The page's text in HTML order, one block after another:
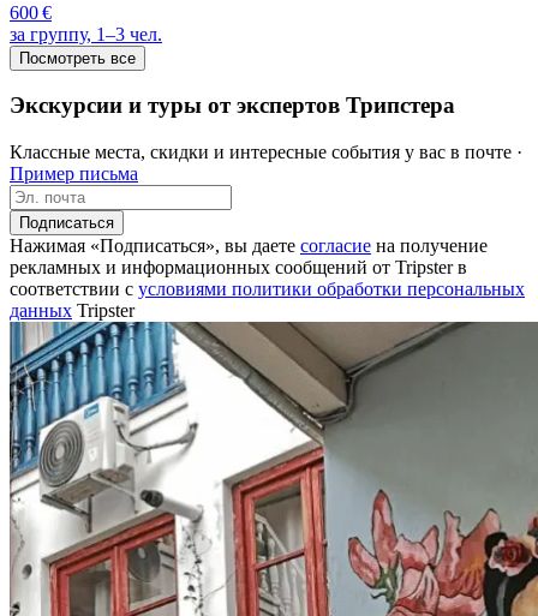
600 €
за группу, 1–3 чел.
Посмотреть все
Экскурсии и туры от экспертов Трипстера
Классные места, скидки и интересные события у вас в почте ·
Пример письма
Подписаться
Нажимая «Подписаться», вы даете согласие на получение
рекламных и информационных сообщений от Tripster в
соответствии c условиями политики обработки персональных
данных Tripster